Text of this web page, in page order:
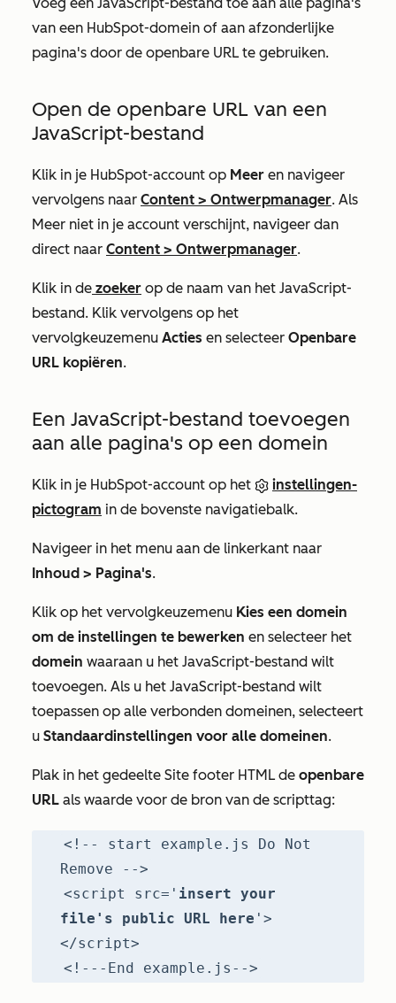
Voeg een JavaScript-bestand toe aan alle pagina's
van een HubSpot-domein of aan afzonderlijke
pagina's door de openbare URL te gebruiken.
Open de openbare URL van een
JavaScript-bestand
Klik in je HubSpot-account op Meer en navigeer
vervolgens naar Content > Ontwerpmanager. Als
Meer niet in je account verschijnt, navigeer dan
direct naar Content > Ontwerpmanager.
Klik in de zoeker op de naam van het JavaScript-
bestand. Klik vervolgens op het
vervolgkeuzemenu Acties en selecteer Openbare
URL kopiëren.
Een JavaScript-bestand toevoegen
aan alle pagina's op een domein
Klik in je HubSpot-account op het
instellingen-
pictogram in de bovenste navigatiebalk.
Navigeer in het menu aan de linkerkant naar
Inhoud > Pagina's.
Klik op het vervolgkeuzemenu Kies een domein
om de instellingen te bewerken en selecteer het
domein waaraan u het JavaScript-bestand wilt
toevoegen. Als u het JavaScript-bestand wilt
toepassen op alle verbonden domeinen, selecteert
u Standaardinstellingen voor alle domeinen.
Plak in het gedeelte Site footer HTML de openbare
URL als waarde voor de bron van de scripttag:
<!-- start example.js Do Not
Remove -->
<script src=' insert your
file's public URL here '>
</script>
<!---End example.js-->